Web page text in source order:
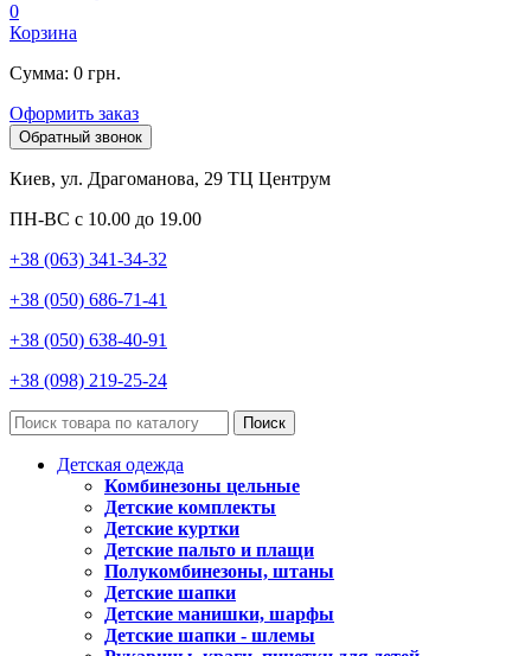
0
Корзина
Сумма: 0 грн.
Оформить заказ
Обратный звонок
Киев, ул. Драгоманова, 29 ТЦ Центрум
ПН-ВС с 10.00 до 19.00
+38 (063) 341-34-32
+38 (050) 686-71-41
+38 (050) 638-40-91
+38 (098) 219-25-24
Поиск
Детская одежда
Комбинезоны цельные
Детские комплекты
Детские куртки
Детские пальто и плащи
Полукомбинезоны, штаны
Детские шапки
Детские манишки, шарфы
Детские шапки - шлемы